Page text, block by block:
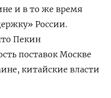
и в то же время
России.
Пекин
поставок Москве
китайские власти